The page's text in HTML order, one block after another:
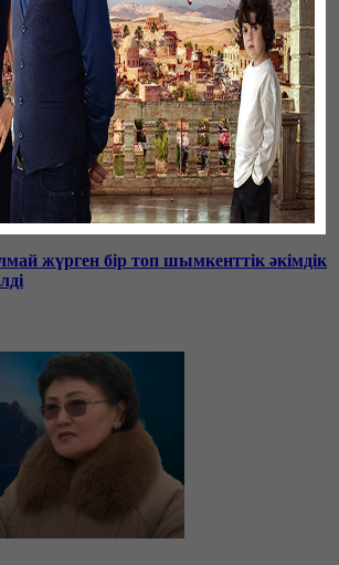
жүрген бір топ шымкенттік әкімдік